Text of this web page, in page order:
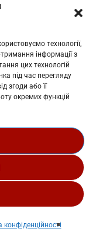
технології,
інформації з
цих технологій
під час перегляду
згоди або її
окремих функцій
конфіденційності